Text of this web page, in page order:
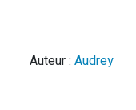
Auteur :Audrey